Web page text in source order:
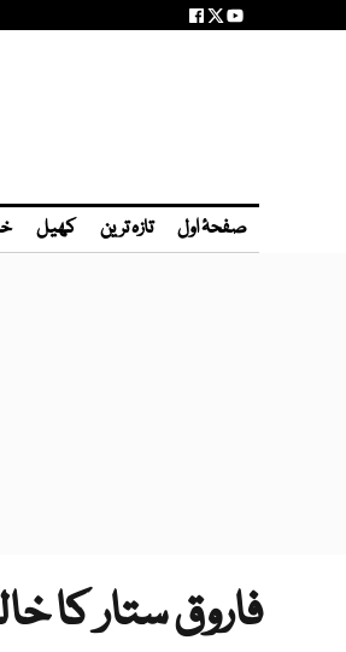
صفحۂ اول تازہ ترین کھیل
فاروق ستار کا